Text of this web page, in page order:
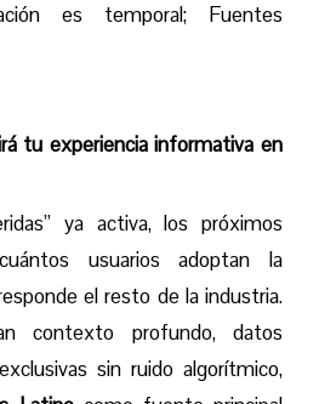
es temporal; Fuentes
tu experiencia informativa en
ya activa, los próximos
usuarios adoptan la
el resto de la industria.
contexto profundo, datos
sin ruido algorítmico,